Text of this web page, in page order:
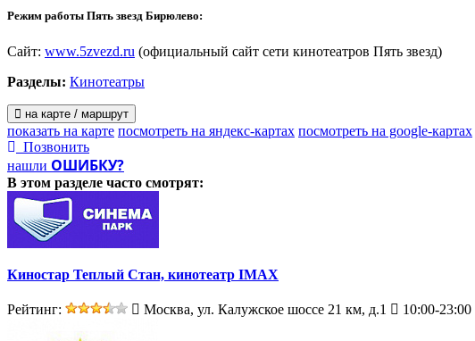
Режим работы Пять звезд Бирюлево:
Сайт: www.5zvezd.ru (официальный сайт сети кинотеатров Пять звезд)
Разделы: Кинотеатры
на карте / маршрут
показать на карте посмотреть на яндекс-картах посмотреть на google-картах
Позвонить
нашли ОШИБКУ?
В этом разделе часто смотрят:
Киностар Теплый Стан, кинотеатр IMAX
Рейтинг: Москва, ул. Калужское шоссе 21 км, д.1 10:00-23:00